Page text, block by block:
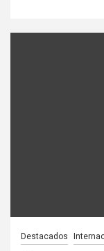
Destacados